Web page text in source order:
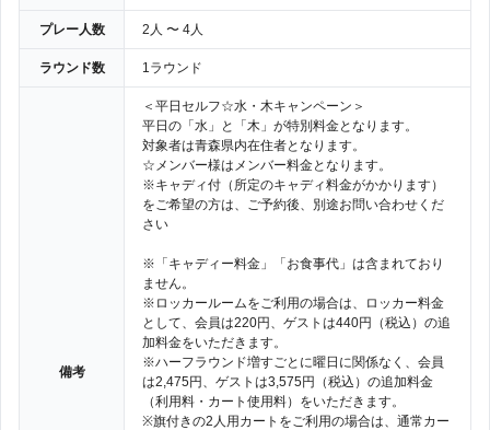
プレー人数 2人 〜 4人
ラウンド数 1ラウンド
備考
＜平日セルフ☆水・木キャンペーン＞
平日の「水」と「木」が特別料金となります。
対象者は青森県内在住者となります。
☆メンバー様はメンバー料金となります。
※キャディ付（所定のキャディ料金がかかります）
をご希望の方は、ご予約後、別途お問い合わせくだ
さい
※「キャディー料金」「お食事代」は含まれており
ません。
※ロッカールームをご利用の場合は、ロッカー料金
として、会員は220円、ゲストは440円（税込）の追
加料金をいただきます。
※ハーフラウンド増すごとに曜日に関係なく、会員
は2,475円、ゲストは3,575円（税込）の追加料金
（利用料・カート使用料）をいただきます。
※旗付きの2人用カートをご利用の場合は、通常カー